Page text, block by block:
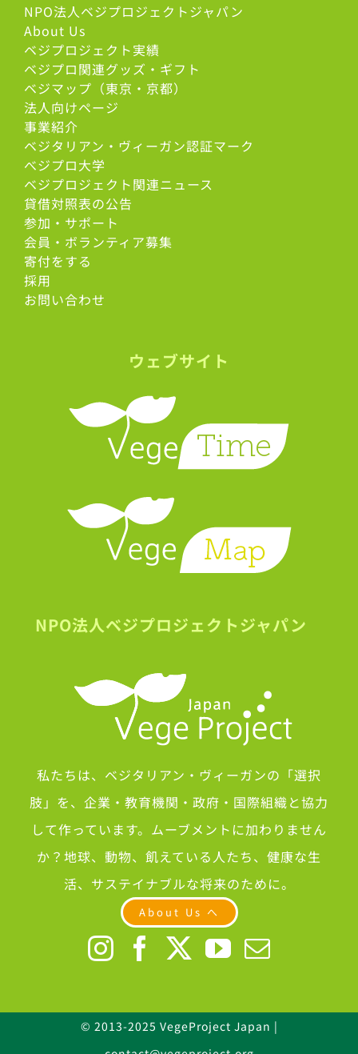
NPO法人ベジプロジェクトジャパン
About Us
ベジプロジェクト実績
ベジプロ関連グッズ・ギフト
ベジマップ（東京・京都）
法人向けページ
事業紹介
ベジタリアン・ヴィーガン認証マーク
べジプロ大学
ベジプロジェクト関連ニュース
貸借対照表の公告
参加・サポート
会員・ボランティア募集
寄付をする
採用
お問い合わせ
ウェブサイト
NPO法人ベジプロジェクトジャパン
私たちは、ベジタリアン・ヴィーガンの「選択
肢」を、企業・教育機関・政府・国際組織と協力
して作っています。ムーブメントに加わりません
か？地球、動物、飢えている人たち、健康な生
活、サステイナブルな将来のために。
About Us へ
© 2013-2025 VegeProject Japan |